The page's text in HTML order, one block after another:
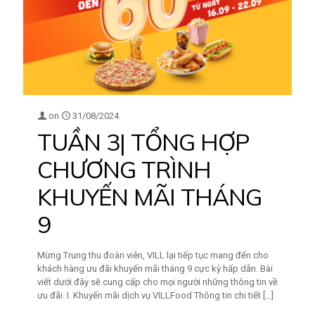
on 31/08/2024
TUẦN 3| TỔNG HỢP
CHƯƠNG TRÌNH
KHUYẾN MÃI THÁNG
9
Mừng Trung thu đoàn viên, VILL lại tiếp tục mang đến cho
khách hàng ưu đãi khuyến mãi tháng 9 cực kỳ hấp dẫn. Bài
viết dưới đây sẽ cung cấp cho mọi người những thông tin về
ưu đãi. I. Khuyến mãi dịch vụ VILLFood Thông tin chi tiết